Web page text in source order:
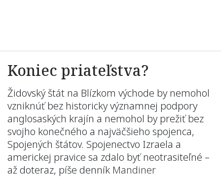
Koniec priateľstva?
Židovský štát na Blízkom východe by nemohol
vzniknúť bez historicky významnej podpory
anglosaských krajín a nemohol by prežiť bez
svojho konečného a najväčšieho spojenca,
Spojených štátov. Spojenectvo Izraela a
americkej pravice sa zdalo byť neotrasiteľné –
až doteraz, píše denník Mandiner